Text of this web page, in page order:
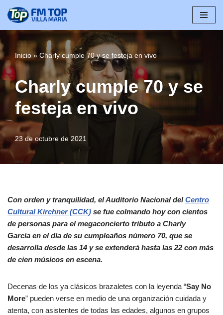
Inicio »Charly cumple 70 y se festeja en vivo
Charly cumple 70 y se
festeja en vivo
23 de octubre de 2021
Con orden y tranquilidad, el Auditorio Nacional delCentro
Cultural Kirchner (CCK) se fue colmando hoy con cientos
de personas para el megaconcierto tributo a Charly
García en el día de su cumpleaños número 70, que se
desarrolla desde las 14 y se extenderá hasta las 22 con más
de cien músicos en escena.
Decenas de los ya clásicos brazaletes con la leyenda “Say No
More” pueden verse en medio de una organización cuidada y
atenta, con asistentes de todas las edades, algunos en grupos